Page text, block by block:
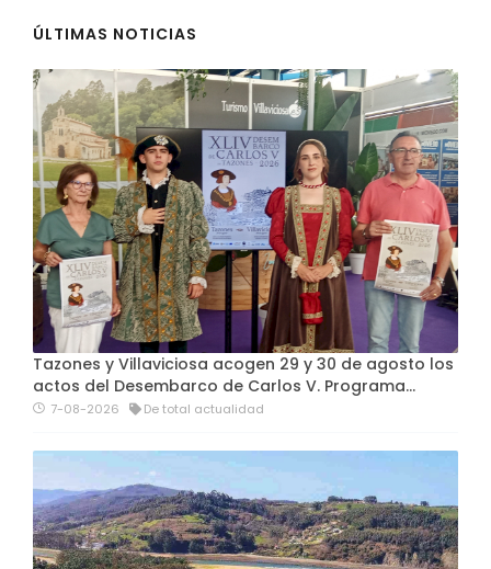
ÚLTIMAS NOTICIAS
Tazones y Villaviciosa acogen 29 y 30 de agosto los
actos del Desembarco de Carlos V. Programa…
7-08-2026 De total actualidad